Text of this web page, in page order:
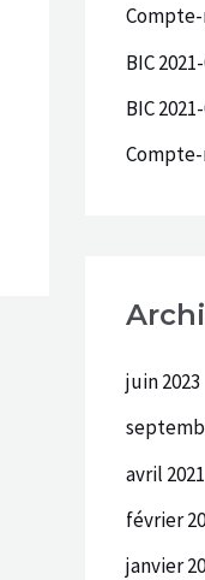
h
e
r
BIC
BIC
juin 2023
avril 2021
février
janvier